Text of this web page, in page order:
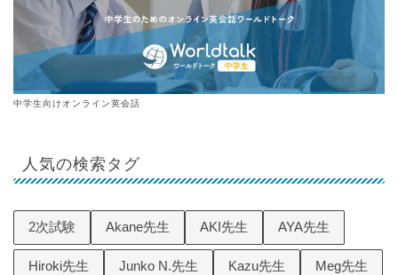
中学生向けオンライン英会話
人気の検索タグ
2次試験 Akane先生 AKI先生 AYA先生
Hiroki先生 Junko N.先生 Kazu先生 Meg先生